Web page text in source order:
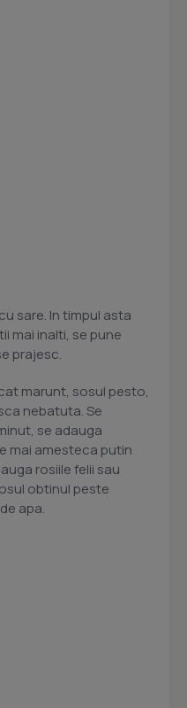
sare. In timpul asta
mai inalti, se pune
prajesc.
marunt, sosul pesto,
nebatuta. Se
se adauga
mai amesteca putin
rosiile felii sau
obtinul peste
apa.